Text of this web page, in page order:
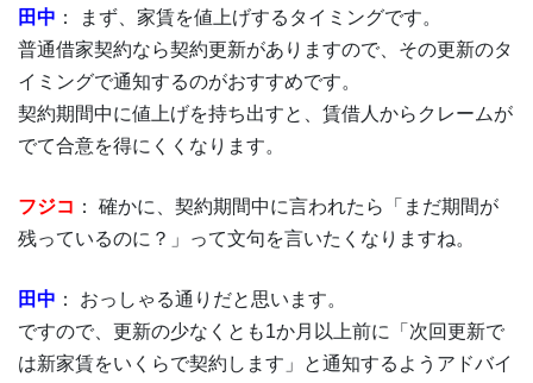
田中 ： まず、家賃を値上げするタイミングです。
普通借家契約なら契約更新がありますので、その更新のタ
イミングで通知するのがおすすめです。
契約期間中に値上げを持ち出すと、賃借人からクレームが
でて合意を得にくくなります。
フジコ ： 確かに、契約期間中に言われたら「まだ期間が
残っているのに？」って文句を言いたくなりますね。
田中 ： おっしゃる通りだと思います。
ですので、更新の少なくとも1か月以上前に「次回更新で
は新家賃をいくらで契約します」と通知するようアドバイ